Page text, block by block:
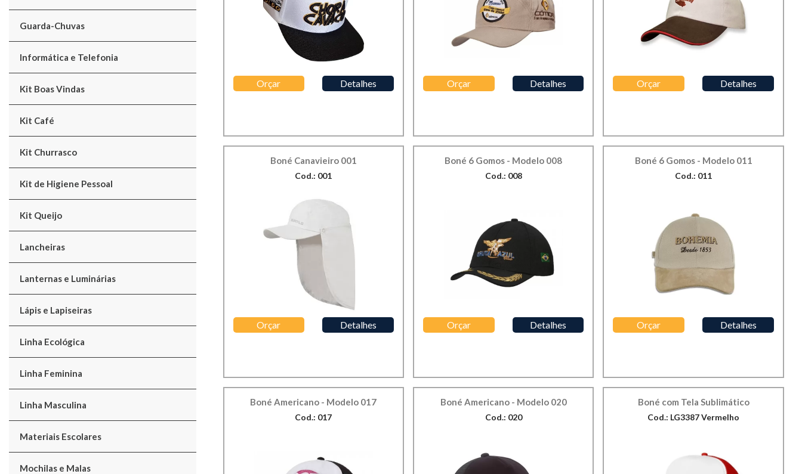
Guarda-Chuvas
Informática e Telefonia
Kit Boas Vindas
Kit Café
Kit Churrasco
Kit de Higiene Pessoal
Kit Queijo
Lancheiras
Lanternas e Luminárias
Lápis e Lapiseiras
Linha Ecológica
Linha Feminina
Linha Masculina
Materiais Escolares
Mochilas e Malas
Orçar Detalhes Orçar Detalhes Orçar Detalhes
Boné Canavieiro 001
Cod.: 001
Orçar Detalhes
Boné 6 Gomos - Modelo 008
Cod.: 008
Orçar Detalhes
Boné 6 Gomos - Modelo 011
Cod.: 011
Orçar Detalhes
Boné Americano - Modelo 017
Cod.: 017
Boné Americano - Modelo 020
Cod.: 020
Boné com Tela Sublimático
Cod.: LG3387 Vermelho